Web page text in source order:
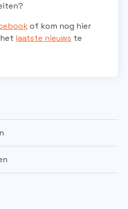
of kom nog hier
laatste nieuws te